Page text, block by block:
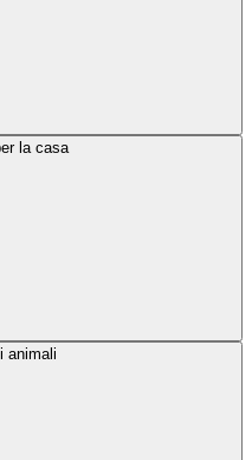
la casa
animali